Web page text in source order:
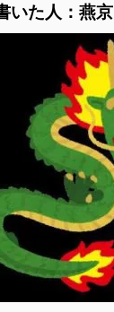
いた人：燕京